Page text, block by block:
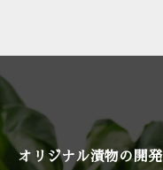
オリジナル漬物の開